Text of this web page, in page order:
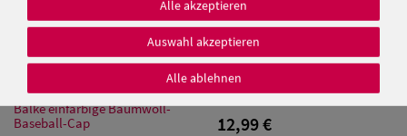
Balke einfarbige Baumwoll-
Baseball-Cap
Jeans Baseball-Cap aus 100%
Baumwolle von Hut-Breiter
12,99 €
Alle akzeptieren
Auswahl akzeptieren
Alle ablehnen